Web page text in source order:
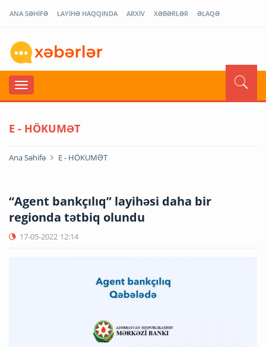
ANA SƏHİFƏ LAYİHƏ HAQQINDA ARXİV XƏBƏRLƏR ƏLAQƏ
E - HÖKUMƏT
Ana Səhifə E - HÖKUMƏT
“Agent bankçılıq” layihəsi daha bir
regionda tətbiq olundu
17-05-2022 12:14